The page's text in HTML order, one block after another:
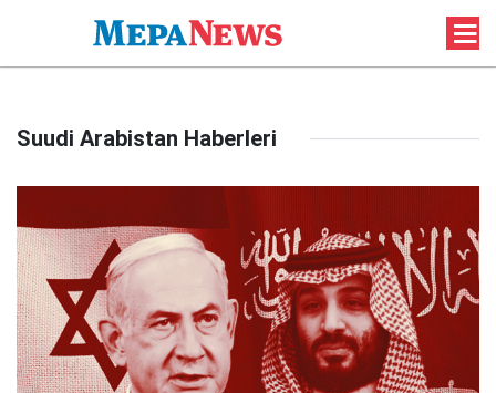
Suudi Arabistan Haberleri